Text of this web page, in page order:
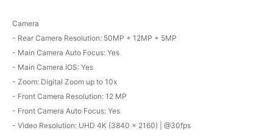
Camera
- Rear Camera Resolution: 50MP + 12MP + 5MP
- Main Camera Auto Focus: Yes
- Main Camera IOS: Yes
- Zoom: Digital Zoom up to 10x
- Front Camera Resolution: 12 MP
- Front Camera Auto Focus: Yes
- Video Resolution: UHD 4K (3840 x 2160) | @30fps